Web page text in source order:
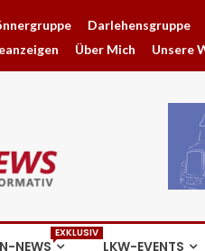
Darlehensgruppe
Über Mich Unsere
NEWS
EXKLUSIV
LKW-EVENTS